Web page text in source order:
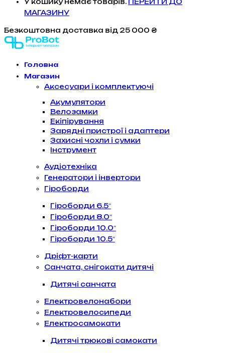
МАГАЗИНУ
Безкоштовна доставка від 25 000 ₴
Головна
Магазин
Аксесуари і комплектуючі
Акумулятори
Велозамки
Екіпірування
Зарядні пристрої і адаптери
Захисні чохли і сумки
Інструмент
Аудіотехніка
Генератори і інвертори
Гіроборди
Гіроборди 6.5″
Гіроборди 8.0″
Гіроборди 10.0″
Гіроборди 10.5″
Дріфт-карти
Санчата, снігокати дитячі
Дитячі санчата
Електровелонабори
Електровелосипеди
Електросамокати
Дитячі трюкові самокати